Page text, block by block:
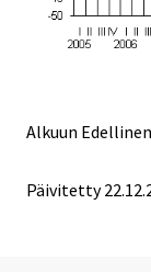
Alkuun Edellinen
Päivitetty